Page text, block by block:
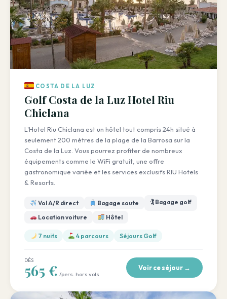
COSTA DE LA LUZ
Golf Costa de la Luz Hotel Riu
Chiclana
L'Hotel Riu Chiclana est un hôtel tout compris 24h situé à
seulement 200 mètres de la plage de la Barrosa sur la
Costa de la Luz. Vous pourrez profiter de nombreux
équipements comme le WiFi gratuit, une offre
gastronomique variée et les services exclusifs RIU Hotels
& Resorts.
Vol A/R direct Bagage soute
🏌️ Bagage golf
Location voiture
Hôtel
7 nuits 4 parcours Séjours Golf
DÈS
565 € /pers. hors vols
Voir ce séjour →